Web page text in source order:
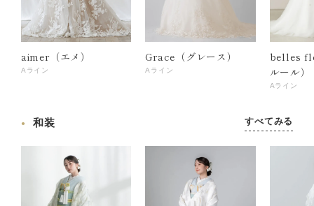
aimer（エメ）
Aライン
Grace（グレース）
Aライン
belles
ルール）
Aライン
和装 すべてみる